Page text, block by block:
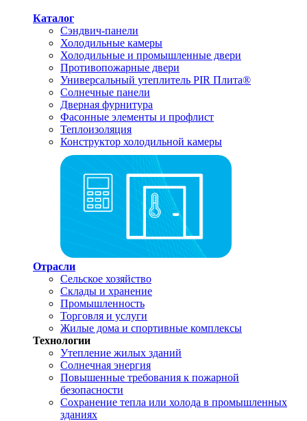
Каталог
Сэндвич-панели
Холодильные камеры
Холодильные и промышленные двери
Противопожарные двери
Универсальный утеплитель PIR Плита®
Солнечные панели
Дверная фурнитура
Фасонные элементы и профлист
Теплоизоляция
Конструктор холодильной камеры
Отрасли
Сельское хозяйство
Склады и хранение
Промышленность
Торговля и услуги
Жилые дома и спортивные комплексы
Технологии
Утепление жилых зданий
Солнечная энергия
Повышенные требования к пожарной
безопасности
Сохранение тепла или холода в промышленных
зданиях